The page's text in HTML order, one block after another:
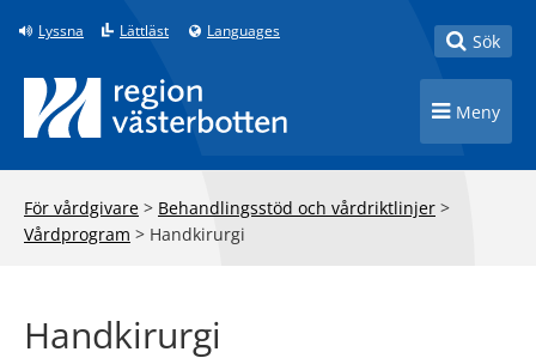
Till innehåll på sidan
Lyssna Lättläst Languages Toggle
Sök
Toggle
Meny
För vårdgivare > Behandlingsstöd och vårdriktlinjer >
Vårdprogram > Handkirurgi
Handkirurgi